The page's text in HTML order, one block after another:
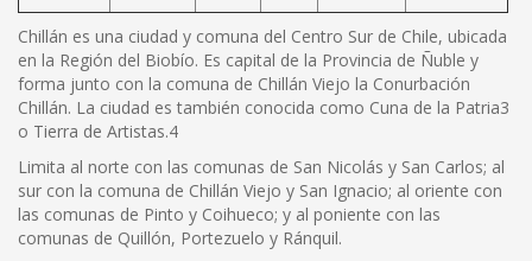
Chillán es una ciudad y comuna del Centro Sur de Chile, ubicada
en la Región del Biobío. Es capital de la Provincia de Ñuble y
forma junto con la comuna de Chillán Viejo la Conurbación
Chillán. La ciudad es también conocida como Cuna de la Patria3
o Tierra de Artistas.4
Limita al norte con las comunas de San Nicolás y San Carlos; al
sur con la comuna de Chillán Viejo y San Ignacio; al oriente con
las comunas de Pinto y Coihueco; y al poniente con las
comunas de Quillón, Portezuelo y Ránquil.